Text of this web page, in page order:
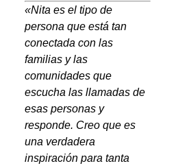
«Nita es el tipo de
persona que está tan
conectada con las
familias y las
comunidades que
escucha las llamadas de
esas personas y
responde. Creo que es
una verdadera
inspiración para tanta